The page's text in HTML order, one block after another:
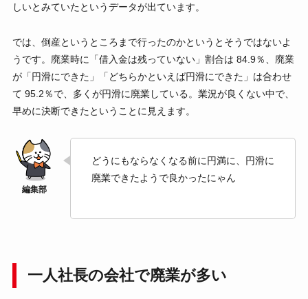
しいとみていたというデータが出ています。
では、倒産というところまで行ったのかというとそうではないよ
うです。廃業時に「借入金は残っていない」割合は 84.9％、廃業
が「円滑にできた」「どちらかといえば円滑にできた」は合わせ
て 95.2％で、多くが円滑に廃業している。業況が良くない中で、
早めに決断できたということに見えます。
どうにもならなくなる前に円満に、円滑に
廃業できたようで良かったにゃん
一人社長の会社で廃業が多い